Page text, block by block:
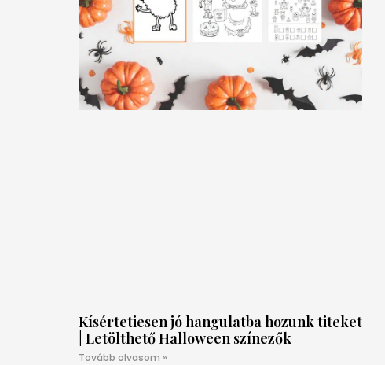
Kísértetiesen jó hangulatba hozunk titeket
| Letölthető Halloween színezők
Tovább olvasom »